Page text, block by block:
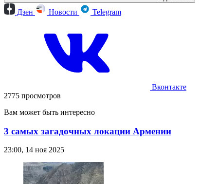
Дзен Новости Telegram
Вконтакте
2775 просмотров
Вам может быть интересно
3 самых загадочных локации Армении
23:00, 14 ноя 2025